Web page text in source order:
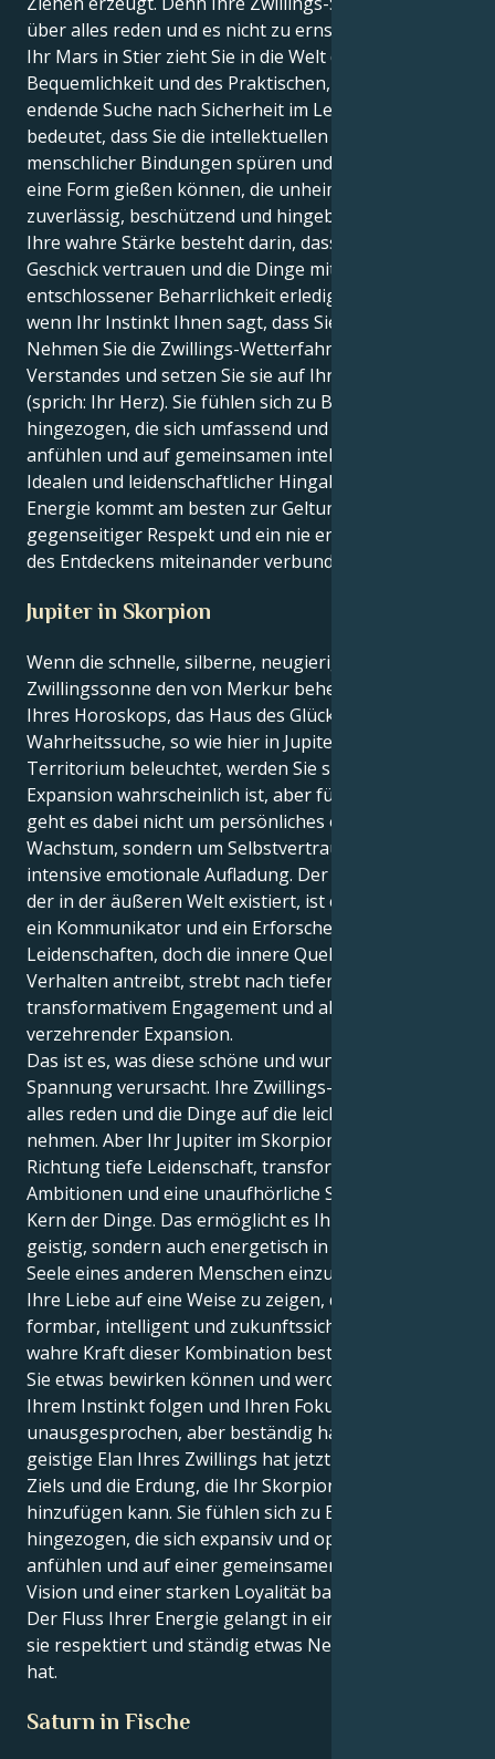
über alles reden und es nicht zu ernst nehmen. Aber
Ihr Mars in Stier zieht Sie in die Welt der
Bequemlichkeit und des Praktischen, in eine nie
endende Suche nach Sicherheit im Leben. Das
bedeutet, dass Sie die intellektuellen Tiefen
menschlicher Bindungen spüren und Ihre Energie in
eine Form gießen können, die unheimlich
zuverlässig, beschützend und hingebungsvoll ist.
Ihre wahre Stärke besteht darin, dass Sie auf Ihr
Geschick vertrauen und die Dinge mit sanfter, aber
entschlossener Beharrlichkeit erledigen können,
wenn Ihr Instinkt Ihnen sagt, dass Sie folgen sollen.
Nehmen Sie die Zwillings-Wetterfahne Ihres
Verstandes und setzen Sie sie auf Ihre Stier-Basis
(sprich: Ihr Herz). Sie fühlen sich zu Beziehungen
hingezogen, die sich umfassend und optimistisch
anfühlen und auf gemeinsamen intellektuellen
Idealen und leidenschaftlicher Hingabe beruhen. Ihre
Energie kommt am besten zur Geltung, wenn
gegenseitiger Respekt und ein nie endendes Gefühl
des Entdeckens miteinander verbunden sind.
Jupiter in Skorpion
Wenn die schnelle, silberne, neugierige
Zwillingssonne den von Merkur beherrschten Sektor
Ihres Horoskops, das Haus des Glücks und der
Wahrheitssuche, so wie hier in Jupiters Skorpion-
Territorium beleuchtet, werden Sie spüren, dass
Expansion wahrscheinlich ist, aber für einen Löwen
geht es dabei nicht um persönliches oder finanzielles
Wachstum, sondern um Selbstvertrauen und
intensive emotionale Aufladung. Der Teil von Ihnen,
der in der äußeren Welt existiert, ist ein Lernender,
ein Kommunikator und ein Erforscher zahlloser
Leidenschaften, doch die innere Quelle, die Ihr
Verhalten antreibt, strebt nach tiefer Leidenschaft,
transformativem Engagement und alles
verzehrender Expansion.
Das ist es, was diese schöne und wundersame
Spannung verursacht. Ihre Zwillings-Sonne will über
alles reden und die Dinge auf die leichte Schulter
nehmen. Aber Ihr Jupiter im Skorpion schickt Sie in
Richtung tiefe Leidenschaft, transformative
Ambitionen und eine unaufhörliche Suche nach dem
Kern der Dinge. Das ermöglicht es Ihnen, nicht nur
geistig, sondern auch energetisch in die Tiefen der
Seele eines anderen Menschen einzutauchen und
Ihre Liebe auf eine Weise zu zeigen, die so körperlich
formbar, intelligent und zukunftssicher ist. Die
wahre Kraft dieser Kombination besteht darin, dass
Sie etwas bewirken können und werden, wenn Sie
Ihrem Instinkt folgen und Ihren Fokus
unausgesprochen, aber beständig halten. Der
geistige Elan Ihres Zwillings hat jetzt die Tiefe des
Ziels und die Erdung, die Ihr Skorpionantrieb
hinzufügen kann. Sie fühlen sich zu Beziehungen
hingezogen, die sich expansiv und optimistisch
anfühlen und auf einer gemeinsamen spirituellen
Vision und einer starken Loyalität basieren. Erfolg:
Der Fluss Ihrer Energie gelangt in einen Raum, der
sie respektiert und ständig etwas Neues zu bieten
hat.
Saturn in Fische